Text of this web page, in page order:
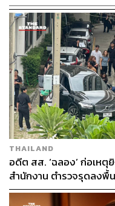
THAILAND
อดีต สส. ‘ฉลอง’ ก่อเหตุ
สำนักงาน ตำรวจรุดลงพื้